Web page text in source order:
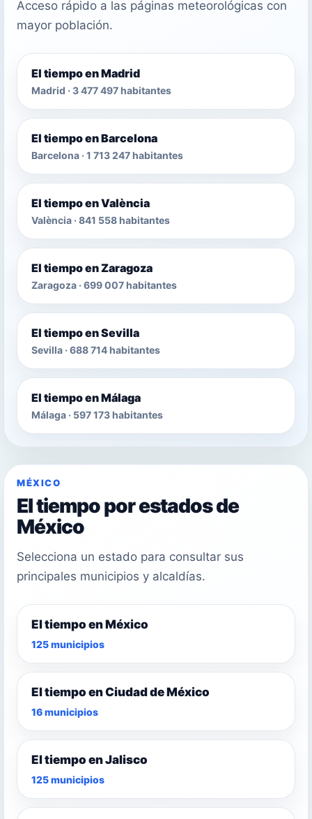
Acceso rápido a las páginas meteorológicas con
mayor población.
El tiempo en Madrid
Madrid · 3 477 497 habitantes
El tiempo en Barcelona
Barcelona · 1 713 247 habitantes
El tiempo en València
València · 841 558 habitantes
El tiempo en Zaragoza
Zaragoza · 699 007 habitantes
El tiempo en Sevilla
Sevilla · 688 714 habitantes
El tiempo en Málaga
Málaga · 597 173 habitantes
MÉXICO
El tiempo por estados de
México
Selecciona un estado para consultar sus
principales municipios y alcaldías.
El tiempo en México
125 municipios
El tiempo en Ciudad de México
16 municipios
El tiempo en Jalisco
125 municipios